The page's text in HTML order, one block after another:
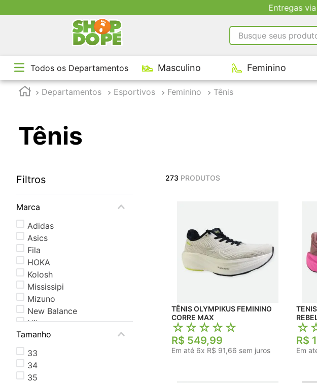
Entregas
Busque seus produtos
TERMOS MAIS BUSCADOS
tênis masculino
2º
Todos os Departamentos Masculino Feminino
Departamentos Esportivos Feminino Tênis
Tênis
Filtros
Marca
Adidas
Asics
Fila
HOKA
Kolosh
Mississipi
Mizuno
New Balance
Nike
Olympikus
Tamanho
33
34
35
273 PRODUTOS
TÊNIS OLYMPIKUS FEMININO
CORRE MAX
☆☆☆☆☆
R$ 549,99
Em até 6x R$ 91,66 sem juros
☆
R$ 1
Em